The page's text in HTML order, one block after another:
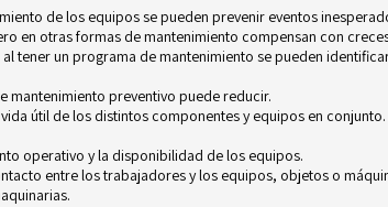
de los equipos se pueden prevenir eventos
en otras formas de mantenimiento compensan con
tener un programa de mantenimiento se pueden
mantenimiento preventivo puede reducir.
útil de los distintos componentes y equipos en
operativo y la disponibilidad de los equipos.
entre los trabajadores y los equipos, objetos o